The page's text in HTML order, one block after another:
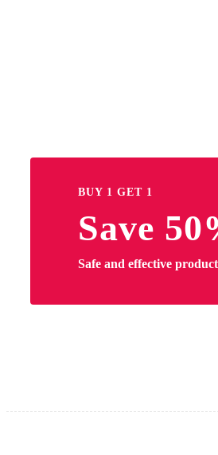
BUY 1 GET 1
Save
Safe and effective